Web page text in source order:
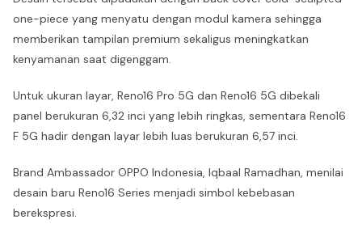
one-piece yang menyatu dengan modul kamera sehingga
memberikan tampilan premium sekaligus meningkatkan
kenyamanan saat digenggam.
Untuk ukuran layar, Reno16 Pro 5G dan Reno16 5G dibekali
panel berukuran 6,32 inci yang lebih ringkas, sementara Reno16
F 5G hadir dengan layar lebih luas berukuran 6,57 inci.
Brand Ambassador OPPO Indonesia, Iqbaal Ramadhan, menilai
desain baru Reno16 Series menjadi simbol kebebasan
berekspresi.